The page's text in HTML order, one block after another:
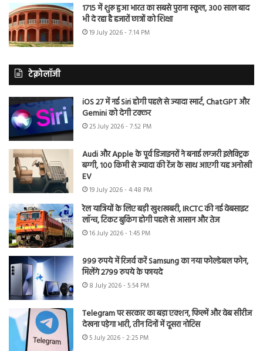
1715 में शुरू हुआ भारत का सबसे पुराना स्कूल, 300 साल बाद
भी दे रहा है हजारों छात्रों को शिक्षा
19 July 2026 - 7:14 PM
टेक्नोलॉजी
iOS 27 में नई Siri होगी पहले से ज्यादा स्मार्ट, ChatGPT और
Gemini को देगी टक्कर
25 July 2026 - 7:52 PM
Audi और Apple के पूर्व डिजाइनरों ने बनाई लग्जरी इलेक्ट्रिक
बग्गी, 100 किमी से ज्यादा की रेंज के साथ आएगी यह अनोखी
EV
19 July 2026 - 4:48 PM
रेल यात्रियों के लिए बड़ी खुशखबरी, IRCTC की नई वेबसाइट
लॉन्च, टिकट बुकिंग होगी पहले से आसान और तेज
16 July 2026 - 1:45 PM
999 रुपये में रिजर्व करें Samsung का नया फोल्डेबल फोन,
मिलेंगे 2799 रुपये के फायदे
8 July 2026 - 5:54 PM
Telegram पर सरकार का बड़ा एक्शन, फिल्में और वेब सीरीज
देखना पड़ेगा भारी, तीन दिनों में दूसरा नोटिस
5 July 2026 - 2:25 PM